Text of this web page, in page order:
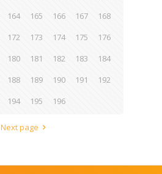
164 165 166 167
168
172 173 174 175
176
180 181 182 183
184
188 189 190 191
192
194 195 196
Next page